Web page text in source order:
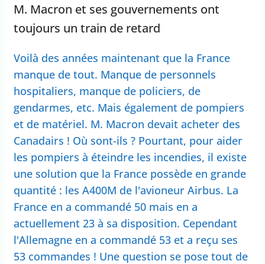
M. Macron et ses gouvernements ont
toujours un train de retard
Voilà des années maintenant que la France
manque de tout. Manque de personnels
hospitaliers, manque de policiers, de
gendarmes, etc. Mais également de pompiers
et de matériel. M. Macron devait acheter des
Canadairs ! Où sont-ils ? Pourtant, pour aider
les pompiers à éteindre les incendies, il existe
une solution que la France possède en grande
quantité : les A400M de l'avioneur Airbus. La
France en a commandé 50 mais en a
actuellement 23 à sa disposition. Cependant
l'Allemagne en a commandé 53 et a reçu ses
53 commandes ! Une question se pose tout de